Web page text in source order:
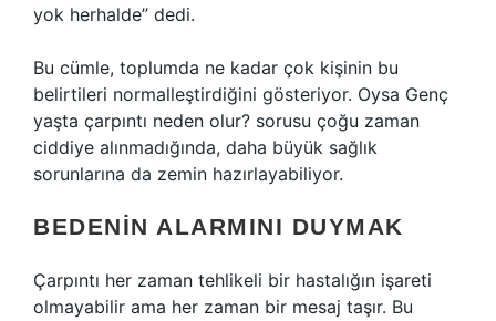
yok herhalde” dedi.
Bu cümle, toplumda ne kadar çok kişinin bu
belirtileri normalleştirdiğini gösteriyor. Oysa Genç
yaşta çarpıntı neden olur? sorusu çoğu zaman
ciddiye alınmadığında, daha büyük sağlık
sorunlarına da zemin hazırlayabiliyor.
BEDENIN ALARMINI DUYMAK
Çarpıntı her zaman tehlikeli bir hastalığın işareti
olmayabilir ama her zaman bir mesaj taşır. Bu